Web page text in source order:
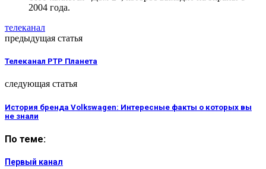
2004 года.
телеканал
предыдущая статья
Телеканал РТР Планета
следующая статья
История бренда Volkswagen: Интересные факты о которых вы
не знали
По теме:
Первый канал